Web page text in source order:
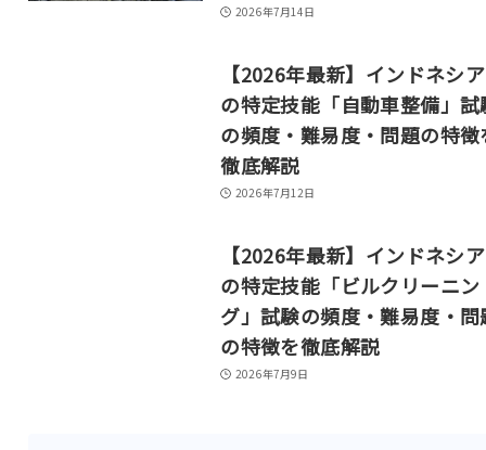
2026年7月14日
【2026年最新】インドネシ
の特定技能「自動車整備」試
の頻度・難易度・問題の特徴
徹底解説
2026年7月12日
【2026年最新】インドネシ
の特定技能「ビルクリーニン
グ」試験の頻度・難易度・問
の特徴を徹底解説
2026年7月9日